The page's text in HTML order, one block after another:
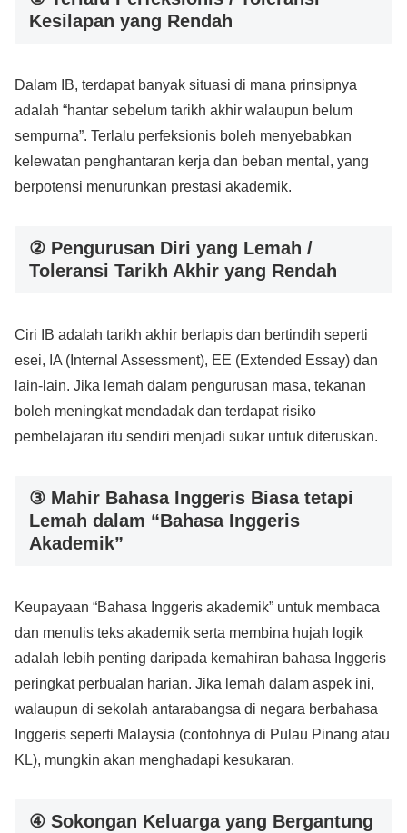
Kesilapan yang Rendah
Dalam IB, terdapat banyak situasi di mana prinsipnya
adalah “hantar sebelum tarikh akhir walaupun belum
sempurna”. Terlalu perfeksionis boleh menyebabkan
kelewatan penghantaran kerja dan beban mental, yang
berpotensi menurunkan prestasi akademik.
② Pengurusan Diri yang Lemah /
Toleransi Tarikh Akhir yang Rendah
Ciri IB adalah tarikh akhir berlapis dan bertindih seperti
esei, IA (Internal Assessment), EE (Extended Essay) dan
lain-lain. Jika lemah dalam pengurusan masa, tekanan
boleh meningkat mendadak dan terdapat risiko
pembelajaran itu sendiri menjadi sukar untuk diteruskan.
③ Mahir Bahasa Inggeris Biasa tetapi
Lemah dalam “Bahasa Inggeris
Akademik”
Keupayaan “Bahasa Inggeris akademik” untuk membaca
dan menulis teks akademik serta membina hujah logik
adalah lebih penting daripada kemahiran bahasa Inggeris
peringkat perbualan harian. Jika lemah dalam aspek ini,
walaupun di sekolah antarabangsa di negara berbahasa
Inggeris seperti Malaysia (contohnya di Pulau Pinang atau
KL), mungkin akan menghadapi kesukaran.
④ Sokongan Keluarga yang Bergantung